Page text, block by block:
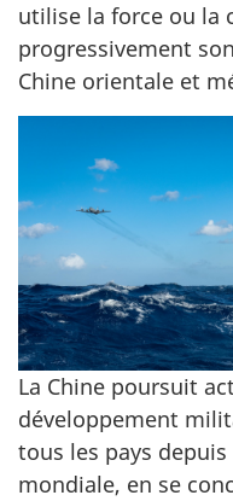
utilise la force ou la
progressivement
Chine orientale et
La Chine poursuit
développement
tous les pays
mondiale, en se